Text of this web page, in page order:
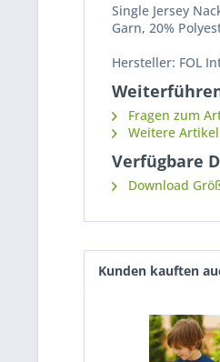
Single Jersey
Garn, 20%
Hersteller: FOL
Fragen zum
Weitere
Verfügbare
Download
Kunden kauften